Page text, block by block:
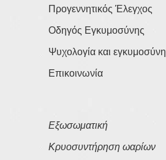
Προγεννητικός Έλεγχος
Οδηγός Εγκυμοσύνης
Ψυχολογία και εγκυμοσύνη
Επικοινωνία
Εξωσωματική
Κρυοσυντήρηση ωαρίων